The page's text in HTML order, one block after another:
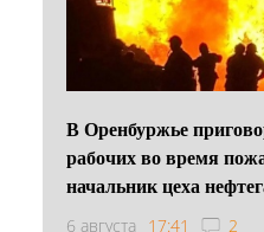
В Оренбуржье
рабочих во время
начальник цеха
6 августа 17:41 2